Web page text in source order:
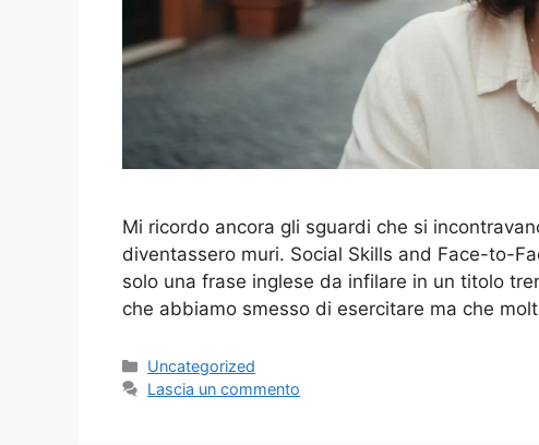
Mi ricordo ancora gli sguardi che si
diventassero muri. Social Skills and Face-to-
solo una frase inglese da infilare in un titolo
che abbiamo smesso di esercitare ma che
Categorie
Uncategorized
Lascia un commento